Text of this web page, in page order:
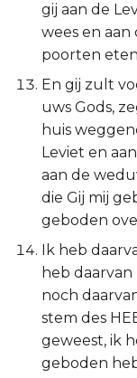
gij aan de
wees en
poorten
En gij zult
uws Gods,
huis
Leviet en
aan de
die Gij mij
geboden
Ik heb
heb
noch
stem des
geweest, ik
geboden